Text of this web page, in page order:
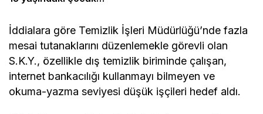
İddialara göre Temizlik İşleri Müdürlüğü’nde fazla
mesai tutanaklarını düzenlemekle görevli olan
S.K.Y., özellikle dış temizlik biriminde çalışan,
internet bankacılığı kullanmayı bilmeyen ve
okuma-yazma seviyesi düşük işçileri hedef aldı.